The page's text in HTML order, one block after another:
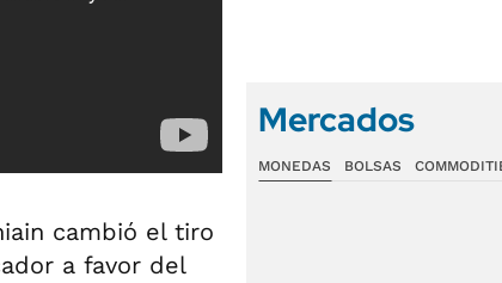
cambió el tiro
a favor del
Mercados
MONEDAS BOLSAS